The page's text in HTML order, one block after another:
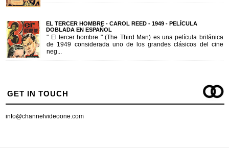
EL TERCER HOMBRE - CAROL REED - 1949 - PELÍCULA
DOBLADA EN ESPAÑOL
" El tercer hombre " (The Third Man) es una película británica
de 1949 considerada uno de los grandes clásicos del cine
neg...
GET IN TOUCH
info@channelvideoone.com